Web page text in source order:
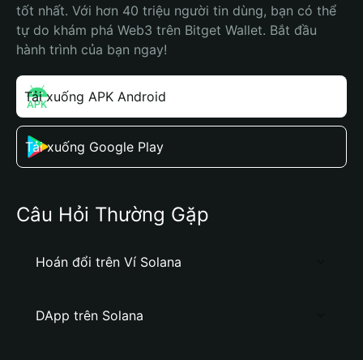
tốt nhất. Với hơn 40 triệu người tin dùng, bạn có thể
tự do khám phá Web3 trên Bitget Wallet. Bắt đầu
hành trình của bạn ngay!
Tải xuống APK Android
Tải xuống Google Play
Câu Hỏi Thường Gặp
Hoán đổi trên Ví Solana
DApp trên Solana